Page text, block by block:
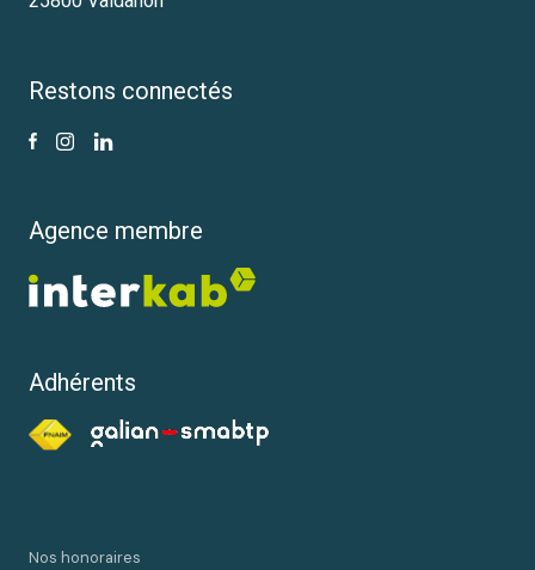
Restons connectés
Agence membre
Adhérents
Nos honoraires